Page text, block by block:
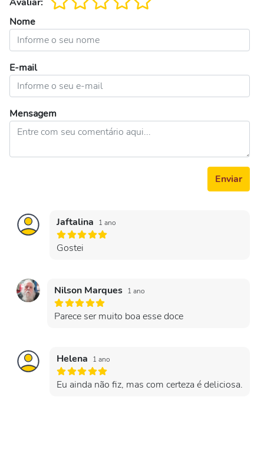
Nome
E-mail
Mensagem
Enviar
Jaftalina 1 ano
Gostei
Nilson Marques 1 ano
Parece ser muito boa esse doce
Helena 1 ano
Eu ainda não fiz, mas com certeza é deliciosa.